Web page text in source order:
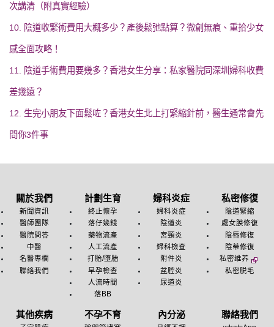
次講清（附真實經驗）
10. 陰道收緊術費用大概多少？產後鬆弛點算？微創無痕、重拾少女
感全面攻略！
11. 陰道手術費用要幾多？香港女生分享：私家醫院同深圳婦科收費
差幾遠？
12. 生完小朋友下面鬆咗？香港女生北上打緊縮針前，醫生通常會先
問你3件事
關於我們
新聞資訊
醫師團隊
醫院問答
中醫
名醫專欄
聯絡我們
計劃生育
終止懷孕
落仔幾錢
藥物流產
人工流產
打胎/堕胎
早孕檢查
人流時間
落BB
婦科炎症
婦科炎症
陰道炎
宮頸炎
婦科檢查
附件炎
盆腔炎
尿道炎
私密修復
陰道緊縮
處女膜修復
陰唇修復
陰蒂修復
私密维养
私密脱毛
其他疾病 不孕不育 內分泌 聯絡我們